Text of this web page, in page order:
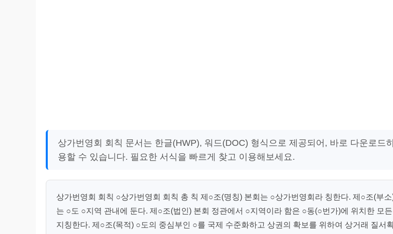
상가번영회 회칙 문서는 한글(HWP), 워드(DOC) 형식으로 제공되어, 바로 다운로드
용할 수 있습니다. 필요한 서식을 빠르게 찾고 이용해보세요.
상가번영회 회칙 ○상가번영회 회칙 총 칙 제○조(명칭) 본회는 ○상가번영회라 칭한다. 제○조(부
는 ○도 ○지역 관내에 둔다. 제○조(법인) 본회 정관에서 ○지역이라 함은 ○동(○번가)에 위치한 모
지칭한다. 제○조(목적) ○도의 중심부인 ○를 국제 수준화하고 상권의 확보를 위하여 상거래 질서